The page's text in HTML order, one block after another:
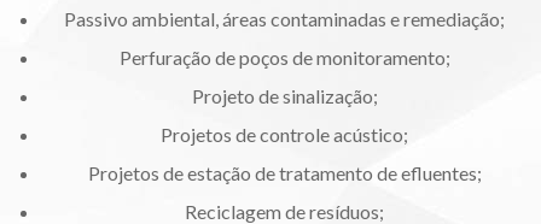
Passivo ambiental, áreas contaminadas e remediação;
Perfuração de poços de monitoramento;
Projeto de sinalização;
Projetos de controle acústico;
Projetos de estação de tratamento de efluentes;
Reciclagem de resíduos;